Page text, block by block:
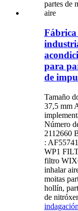
para
de
Tamaño
37,5 mm
Número
2112660
:
WP1
filtro
inhalar
moitas
hollín,
de
indagación